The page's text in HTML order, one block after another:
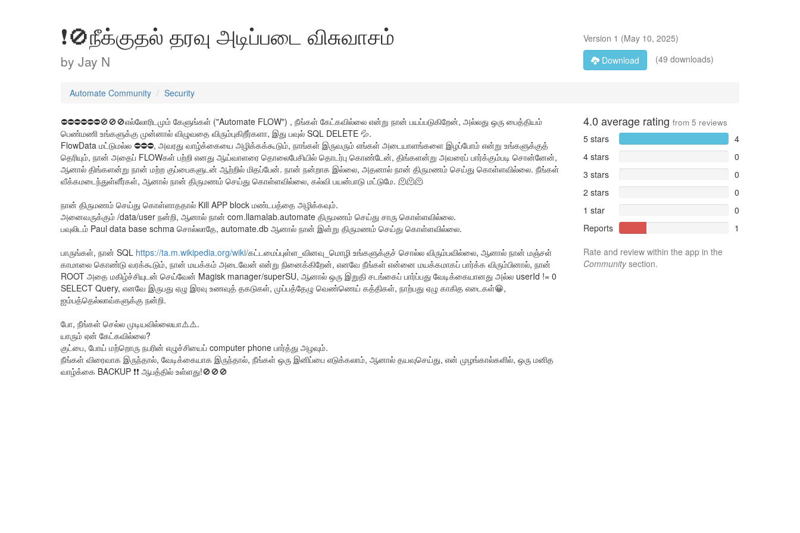
❗🚫நீக்குதல் தரவு அடிப்படை விசுவாசம்
by Jay N
Version 1 (May 10, 2025)
Download
(49 downloads)
Automate Community Security
⛔⛔⛔⛔⛔⛔🚫🚫🚫எல்லோரிடமும் கேளுங்கள் ("Automate FLOW") , நீங்கள் கேட்கவில்லை என்று நான் பயப்படுகிறேன், அல்லது ஒரு பைத்தியம்
பெண்மணி உங்களுக்கு முன்னால் விழுவதை விரும்புகிறீர்களா, இது பவுல் SQL DELETE 💦.
FlowData மட்டுமல்ல ⛔⛔⛔, அவரது வாழ்க்கையை அழிக்கக்கூடும், நாங்கள் இருவரும் எங்கள் அடையாளங்களை இழப்போம் என்று உங்களுக்குத்
தெரியும், நான் அதைப் FLOWகள் பற்றி எனது ஆய்வாளரை தொலைபேசியில் தொடர்பு கொண்டேன், திங்களன்று அவரைப் பார்க்கும்படி சொன்னேன்,
ஆனால் திங்களன்று நான் மற்ற குப்பைகளுடன் ஆற்றில் மிதப்பேன். நான் நன்றாக இல்லை, அதனால் நான் திருமணம் செய்து கொள்ளவில்லை. நீங்கள்
வீக்கமடைந்துள்ளீர்கள், ஆனால் நான் திருமணம் செய்து கொள்ளவில்லை, கல்வி பயன்பாடு மட்டுமே. 🫠🫠🫠
நான் திருமணம் செய்து கொள்ளாததால் Kill APP block மண்டபத்தை அழிக்கவும்.
அனைவருக்கும் /data/user நன்றி, ஆனால் நான் com.llamalab.automate திருமணம் செய்து சாரு கொள்ளவில்லை.
பவுலிடம் Paul data base schma சொல்லாதே, automate.db ஆனால் நான் இன்று திருமணம் செய்து கொள்ளவில்லை.
பாருங்கள், நான் SQL https://ta.m.wikipedia.org/wiki/கட்டமைப்புள்ள_வினவு_மொழி உங்களுக்குச் சொல்ல விரும்பவில்லை, ஆனால் நான் மஞ்சள்
காமாலை கொண்டு வரக்கூடும், நான் மயக்கம் அடைவேன் என்று நினைக்கிறேன், எனவே நீங்கள் என்னை மயக்கமாகப் பார்க்க விரும்பினால், நான்
ROOT அதை மகிழ்ச்சியுடன் செய்வேன் Magisk manager/superSU, ஆனால் ஒரு இறுதி சடங்கைப் பார்ப்பது வேடிக்கையானது அல்ல userId != 0
SELECT Query, எனவே இருபது ஏழு இரவு உணவுத் தகடுகள், முப்பத்தேழு வெண்ணெய் கத்திகள், நாற்பது ஏழு காகித எடைகள்😀,
ஐம்பத்தெல்லாவ்களுக்கு நன்றி.
போ, நீங்கள் செல்ல முடியவில்லையா⚠️⚠️.
யாரும் ஏன் கேட்கவில்லை?
குட்பை, போய் மற்றொரு நபரின் எழுச்சியைப் computer phone பார்த்து அழவும்.
நீங்கள் விரைவாக இருந்தால், வேடிக்கையாக இருந்தால், நீங்கள் ஒரு இனிப்பை எடுக்கலாம், ஆனால் தயவுசெய்து, என் முழங்கால்களில், ஒரு மனித
வாழ்க்கை BACKUP ❗❗ ஆபத்தில் உள்ளது!🚫🚫🚫
4.0 average rating from 5 reviews
5 stars
4
4 stars
0
3 stars
0
2 stars
0
1 star
0
Reports
1
Rate and review within the app in the
Communitysection.